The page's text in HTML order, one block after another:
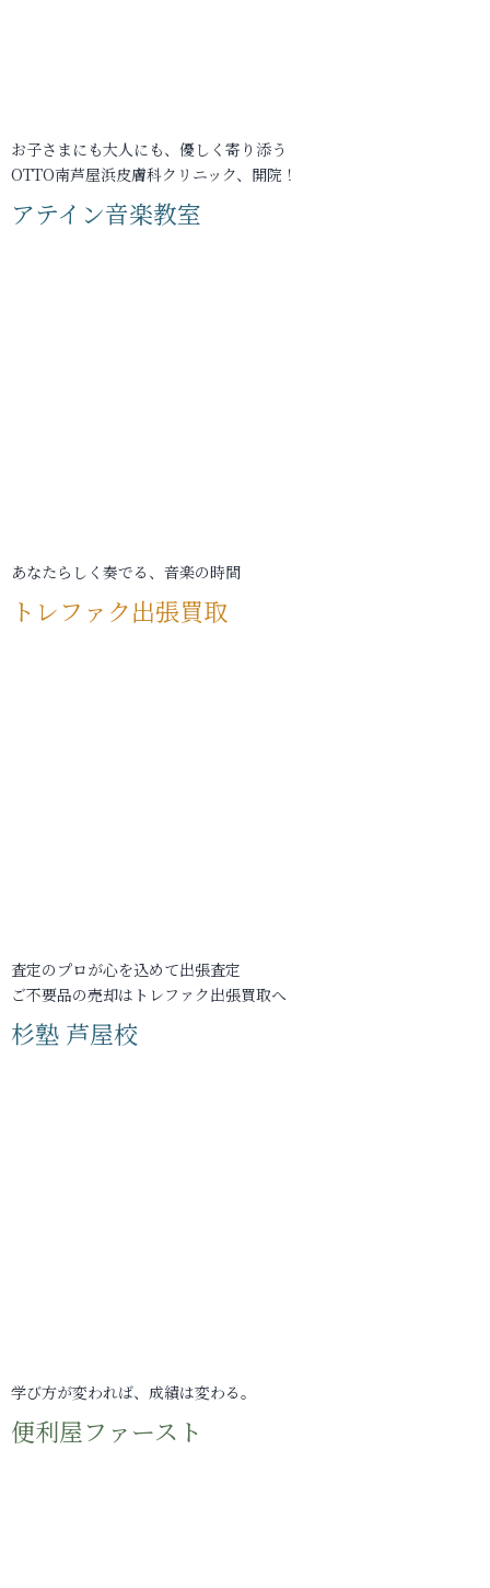
お子さまにも大人にも、優しく寄り添う
OTTO南芦屋浜皮膚科クリニック、開院！
アテイン音楽教室
あなたらしく奏でる、音楽の時間
トレファク出張買取
査定のプロが心を込めて出張査定
ご不要品の売却はトレファク出張買取へ
杉塾 芦屋校
学び方が変われば、成績は変わる。
便利屋ファースト